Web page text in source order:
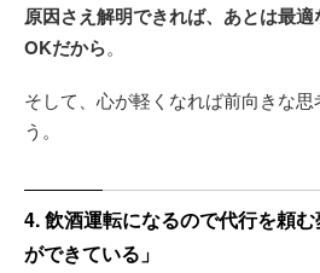
原因さえ解明できれば、あとは最
OKだから。
そして、心が軽くなれば前向きな思
う。
4. 飲酒運転になるので代行を頼
ができている」